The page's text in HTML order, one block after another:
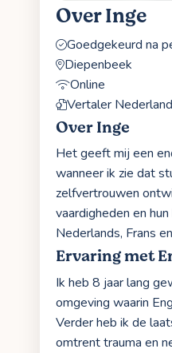
Over Inge
Goedgekeurd na
Diepenbeek
Online
Vertaler
Over Inge
Het geeft mij een
wanneer ik zie dat
zelfvertrouwen
vaardigheden en
Nederlands, Frans
Ervaring met
Ik heb 8 jaar lang
omgeving waarin
Verder heb ik de
omtrent trauma en